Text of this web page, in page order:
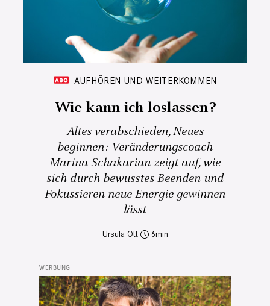
AUFHÖREN UND WEITERKOMMEN
Wie kann ich loslassen?
Altes verabschieden, Neues
beginnen: Veränderungscoach
Marina Schakarian zeigt auf, wie
sich durch bewusstes Beenden und
Fokussieren neue Energie gewinnen
lässt
Ursula Ott 6